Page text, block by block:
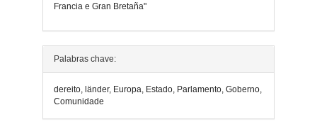
Francia e Gran Bretaña"
Detalles
do
artigo
Palabras chave:
dereito, länder, Europa, Estado, Parlamento, Goberno,
Comunidade